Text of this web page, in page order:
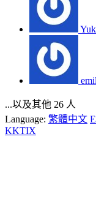
...以及其他 26 人
Language: 繁體中文
KKTIX